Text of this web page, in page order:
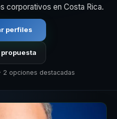
corporativos en Costa Rica.
perfiles
2 opciones destacadas